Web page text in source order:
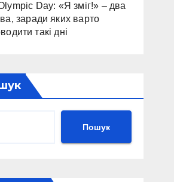
Day: «Я зміг!» – два
заради яких варто
такі дні
Пошук